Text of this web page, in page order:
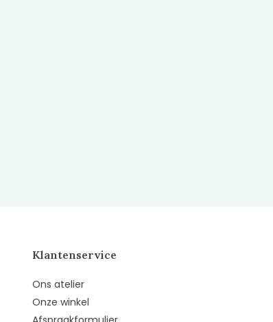
Klantenservice
Ons atelier
Onze winkel